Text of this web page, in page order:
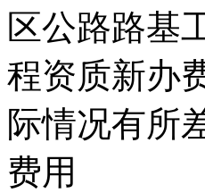
区公路路基
程资质新办
际情况有所
费用